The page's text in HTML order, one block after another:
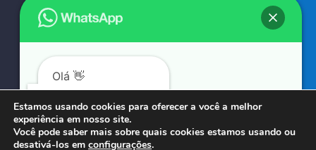
© COPYRIGHT 2023 → SUNIFORMES GOUVEIA → POR: CONEKI - SOLUÇÕES DIGITAIS |
CRIAÇÃO DE SITES
Estamos usando cookies para oferecer a você a melhor
experiência em nosso site.
Você pode saber mais sobre quais cookies estamos usando ou
desativá-los em configurações.
Olá 👋
Podemos ajudá-lo?